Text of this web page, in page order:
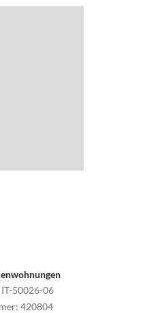
IT-50026-06
: 420804